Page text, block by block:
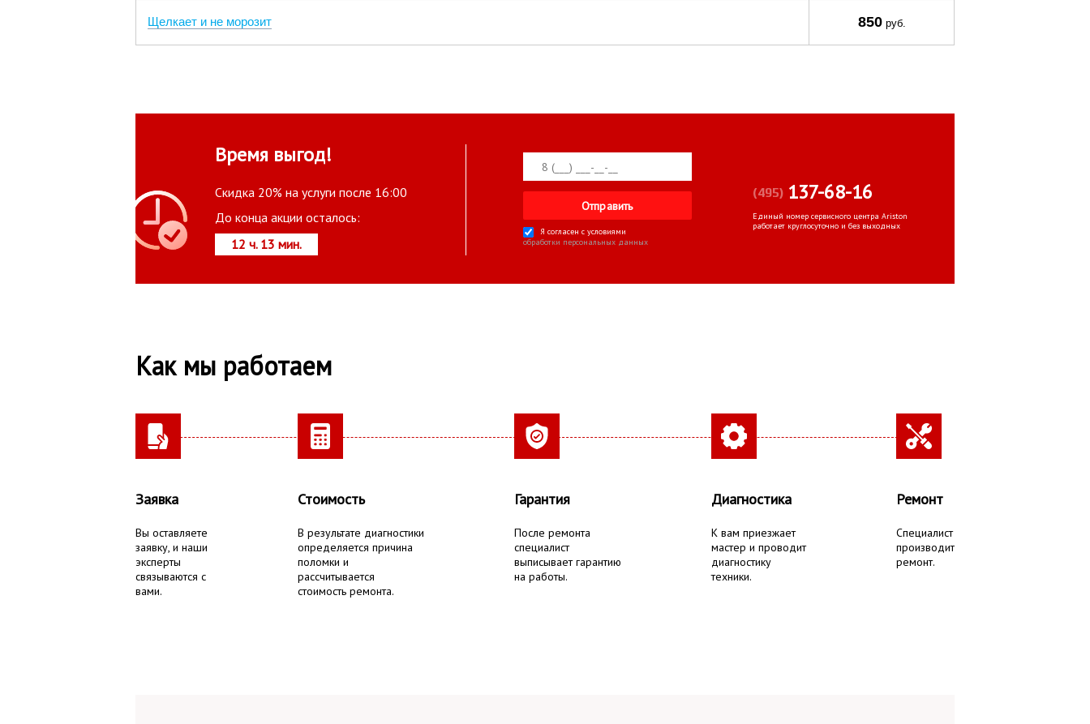
Щелкает и не морозит 850руб.
Время выгод!
Скидка 20% на услуги после 16:00
До конца акции осталось:
12 ч. 13 мин.
Я согласен с условиями
обработки персональных данных
(495) 137-68-16
Единый номер сервисного центра Ariston
работает круглосуточно и без выходных
Как мы работаем
Заявка
Вы оставляете
заявку, и наши
эксперты
связываются с
вами.
Стоимость
В результате диагностики
определяется причина
поломки и
рассчитывается
стоимость ремонта.
Гарантия
После ремонта
специалист
выписывает гарантию
на работы.
Диагностика
К вам приезжает
мастер и проводит
диагностику
техники.
Ремонт
Специалист
производит
ремонт.